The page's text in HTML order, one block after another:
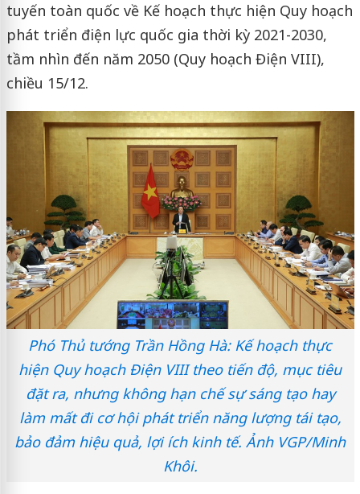
tuyến toàn quốc về Kế hoạch thực hiện Quy hoạch
phát triển điện lực quốc gia thời kỳ 2021-2030,
tầm nhìn đến năm 2050 (Quy hoạch Điện VIII),
chiều 15/12.
Phó Thủ tướng Trần Hồng Hà: Kế hoạch thực
hiện Quy hoạch Điện VIII theo tiến độ, mục tiêu
đặt ra, nhưng không hạn chế sự sáng tạo hay
làm mất đi cơ hội phát triển năng lượng tái tạo,
bảo đảm hiệu quả, lợi ích kinh tế. Ảnh VGP/Minh
Khôi.